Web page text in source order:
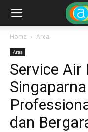
Home Area
Area
Service Air
dan